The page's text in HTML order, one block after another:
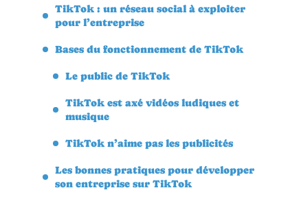
TikTok : un réseau social à exploiter
pour l’entreprise
Bases du fonctionnement de TikTok
Le public de TikTok
TikTok est axé vidéos ludiques et
musique
TikTok n’aime pas les publicités
Les bonnes pratiques pour développer
son entreprise sur TikTok